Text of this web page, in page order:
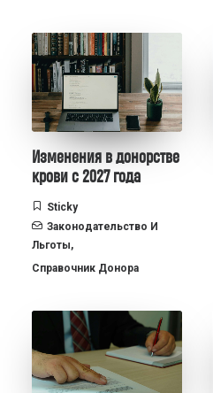
Изменения в донорстве
крови с 2027 года
Sticky
Законодательство И
Льготы,
Справочник Донора